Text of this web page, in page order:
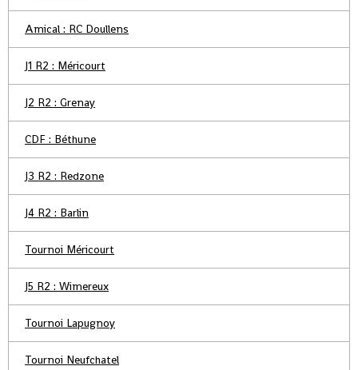
Amical : RC Doullens
J1 R2 : Méricourt
J2 R2 : Grenay
CDF : Béthune
J3 R2 : Redzone
J4 R2 : Barlin
Tournoi Méricourt
J5 R2 : Wimereux
Tournoi Lapugnoy
Tournoi Neufchatel